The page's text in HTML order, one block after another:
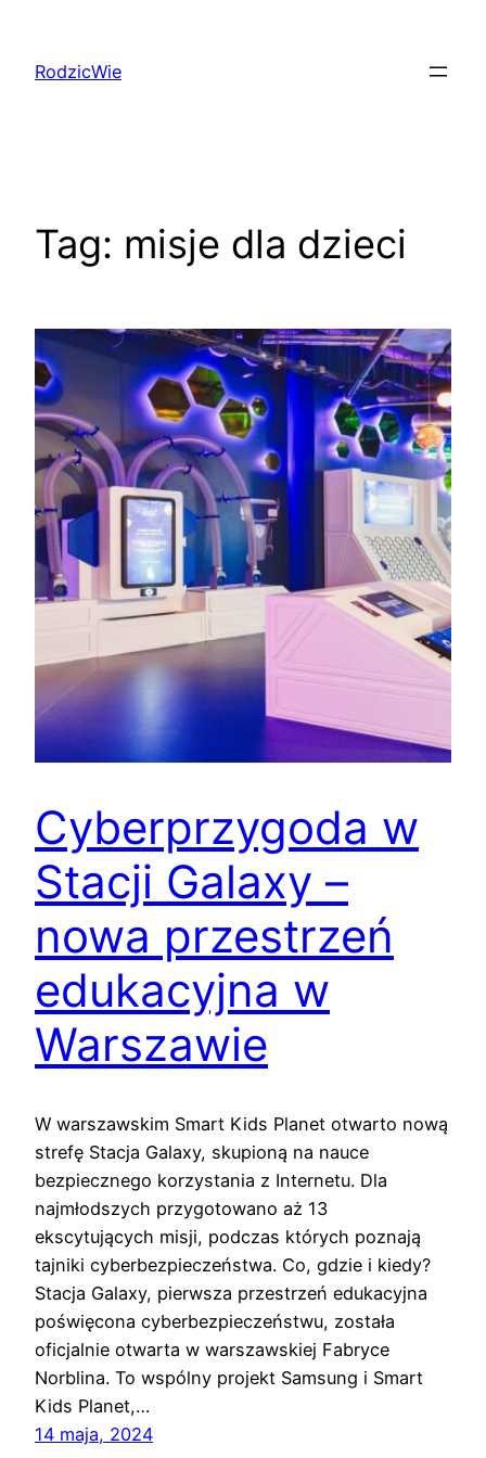
treściRodzicWie
Tag: misje dla dzieci
Cyberprzygoda w
Stacji Galaxy –
nowa przestrzeń
edukacyjna w
Warszawie
W warszawskim Smart Kids Planet otwarto nową
strefę Stacja Galaxy, skupioną na nauce
bezpiecznego korzystania z Internetu. Dla
najmłodszych przygotowano aż 13
ekscytujących misji, podczas których poznają
tajniki cyberbezpieczeństwa. Co, gdzie i kiedy?
Stacja Galaxy, pierwsza przestrzeń edukacyjna
poświęcona cyberbezpieczeństwu, została
oficjalnie otwarta w warszawskiej Fabryce
Norblina. To wspólny projekt Samsung i Smart
Kids Planet,…
14 maja, 2024